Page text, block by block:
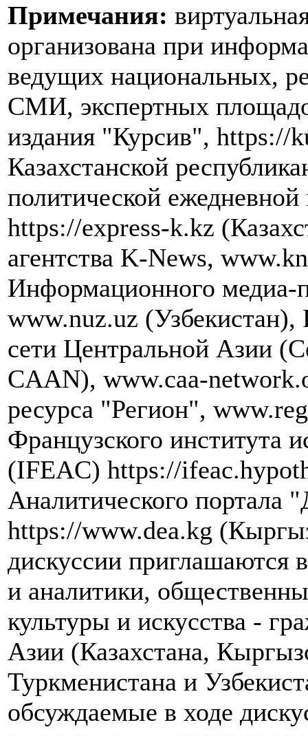
Примечания:
организована при
ведущих национальных,
СМИ, экспертных
издания "Курсив", https://
Казахстанской
политической
https://express-k.kz
агентства K-News,
Информационного медиа-
www.nuz.uz (Узбекистан),
сети Центральной Азии
CAAN), www.caa-
ресурса "Регион",
Французского института
(IFEAC) https://
Аналитического портала
https://www.dea.kg
дискуссии приглашаются
и аналитики,
культуры и искусства -
Азии (Казахстана,
Туркменистана и
обсуждаемые в ходе